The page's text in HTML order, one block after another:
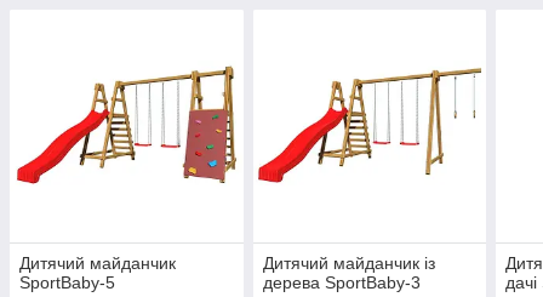
Дитячий майданчик
SportBaby-5
Дитячий майданчик із
дерева SportBaby-3